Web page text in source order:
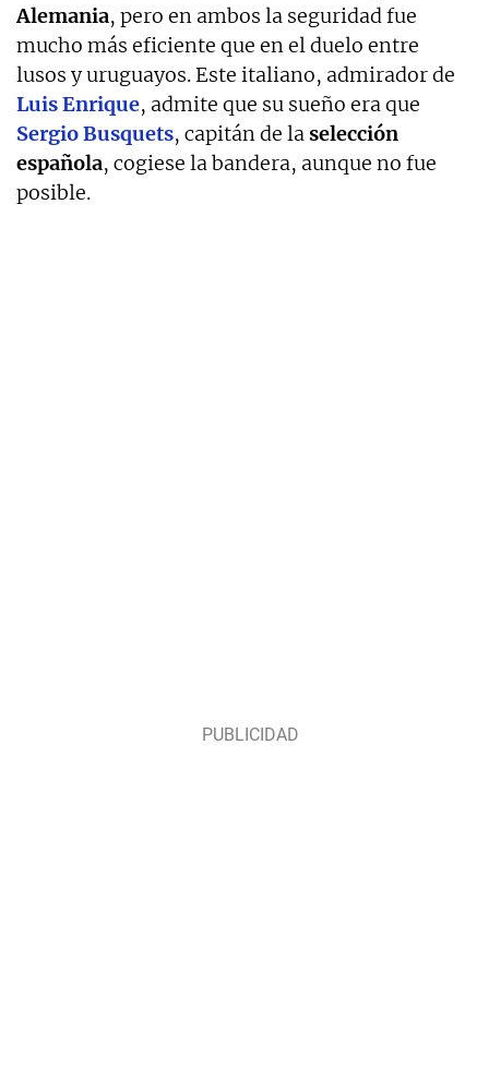
Alemania, pero en ambos la seguridad fue
mucho más eficiente que en el duelo entre
lusos y uruguayos. Este italiano, admirador de
Luis Enrique, admite que su sueño era que
Sergio Busquets, capitán de laselección
española, cogiese la bandera, aunque no fue
posible.